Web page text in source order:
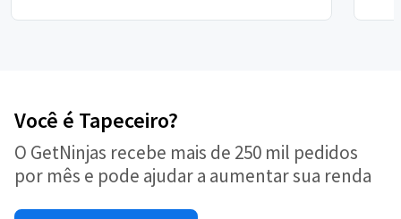
Você é Tapeceiro?
O GetNinjas recebe mais de 250 mil pedidos
por mês e pode ajudar a aumentar sua renda